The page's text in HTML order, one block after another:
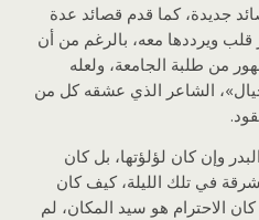
جديدة، كما قدم قصائد عدة
ويرددها معه، بالرغم من أن
من طلبة الجامعة، ولعله
الشاعر الذي عشقه كل من
وإن كان لؤلؤتها، بل كان
في تلك الليلة، كيف كان
الاحترام هو سيد المكان، لم